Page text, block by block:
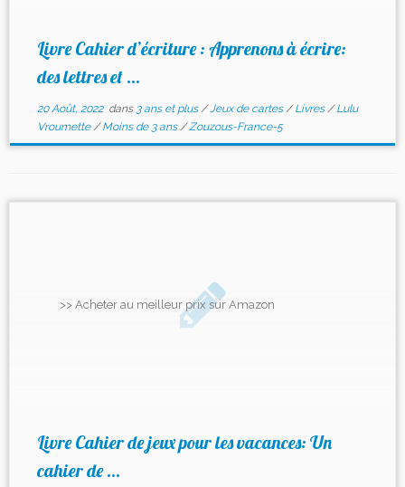
Livre Cahier d’écriture : Apprenons à écrire:
des lettres et ...
20 Août, 2022dans 3 ans et plus/Jeux de cartes/Livres/Lulu
Vroumette/Moins de 3 ans/Zouzous-France-5
>> Acheter au meilleur prix sur Amazon
Livre Cahier de jeux pour les vacances: Un
cahier de ...